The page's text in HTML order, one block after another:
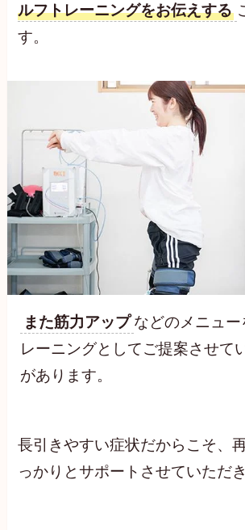
ルフトレーニングをお伝えする
す。
また筋力アップ などのメニュー
レーニングとしてご提案させて
があります。
長引きやすい症状だからこそ、
っかりとサポートさせていただき